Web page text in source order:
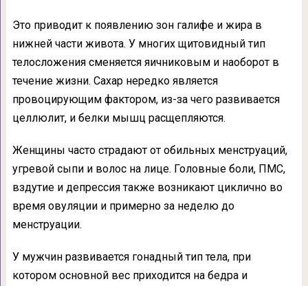
Это приводит к появлению зон галифе и жира в
нижней части живота. У многих щитовидный тип
телосложения сменяется яичниковым и наоборот в
течение жизни. Сахар нередко является
провоцирующим фактором, из-за чего развивается
целлюлит, и белки мышц расщепляются.
Женщины часто страдают от обильных менструаций,
угревой сыпи и волос на лице. Головные боли, ПМС,
вздутие и депрессия также возникают циклично во
время овуляции и примерно за неделю до
менструации.
У мужчин развивается гонадный тип тела, при
котором основной вес приходится на бедра и